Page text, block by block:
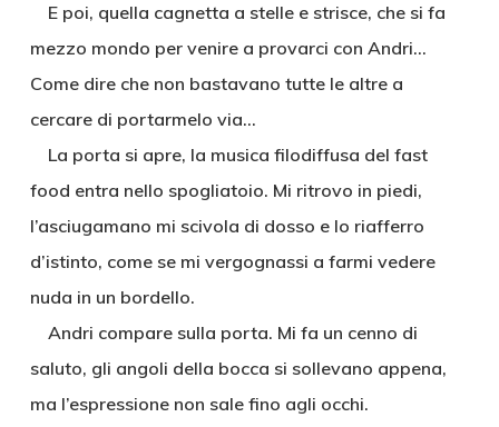
E poi, quella cagnetta a stelle e strisce, che si fa
mezzo mondo per venire a provarci con Andri…
Come dire che non bastavano tutte le altre a
cercare di portarmelo via…
La porta si apre, la musica filodiffusa del fast
food entra nello spogliatoio. Mi ritrovo in piedi,
l’asciugamano mi scivola di dosso e lo riafferro
d’istinto, come se mi vergognassi a farmi vedere
nuda in un bordello.
Andri compare sulla porta. Mi fa un cenno di
saluto, gli angoli della bocca si sollevano appena,
ma l’espressione non sale fino agli occhi.